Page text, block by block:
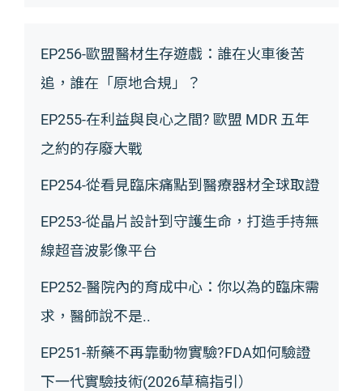
EP256-歐盟醫材生存遊戲：誰在火車後苦
追，誰在「原地合規」？
EP255-在利益與良心之間? 歐盟 MDR 五年
之約的存廢大戰
EP254-從看見臨床痛點到醫療器材全球取證
EP253-從晶片設計到守護生命，打造手持無
線超音波影像平台
EP252-醫院內的育成中心：你以為的臨床需
求，醫師說不是..
EP251-新藥不再靠動物實驗?FDA如何驗證
下一代實驗技術(2026草稿指引）